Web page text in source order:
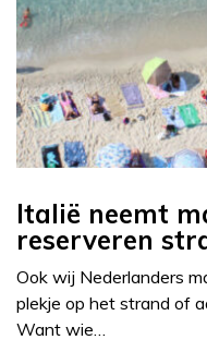
Italië neemt
reserveren
Ook wij Nederlanders
plekje op het strand of
Want wie…